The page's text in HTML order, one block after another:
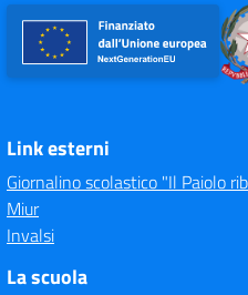
Link esterni
Giornalino scolastico "Il Paiolo
Miur
Invalsi
La scuola